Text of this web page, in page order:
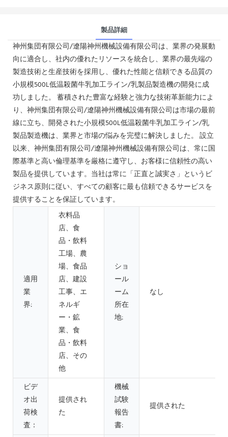
製品詳細
神州集団有限公司/遼陽神州機械設備有限公司は、業界の発展動
向に適合し、社内の優れたリソースを統合し、業界の最先端の
製造技術と生産技術を採用し、優れた性能と信頼できる品質の
小規模500L低温殺菌牛乳加工ライン/乳製品製造機の開発に成
功しました。 蓄積された豊富な経験と強力な技術革新能力によ
り、神州集団有限公司/遼陽神州機械設備有限公司は市場の最前
線に立ち、開発された小規模500L低温殺菌牛乳加工ライン/乳
製品製造機は、業界と市場の悩みを完璧に解決しました。 設立
以来、神州集団有限公司/遼陽神州機械設備有限公司は、常に国
際基準と高い倫理基準を厳格に遵守し、お客様に信頼性の高い
製品を提供しています。当社は常に「正直と誠実さ」というビ
ジネス原則に従い、すべての顧客に最も信頼できるサービスを
提供することを保証しています。
適用
業
界:
衣料品
店、食
品・飲料
工場、農
場、食品
店、建設
工事、エ
ネルギ
ー・鉱
業、食
品・飲料
店、その
他
ショ
ール
ーム
所在
地:
なし
ビデ
オ出
荷検
査：
提供され
た
機械
試験
報告
書:
提供された